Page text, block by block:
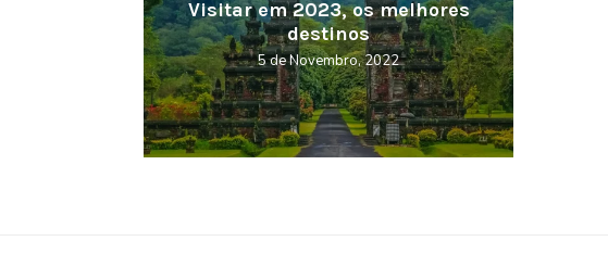
Visitar em 2023, os melhores
destinos
5 de Novembro, 2022